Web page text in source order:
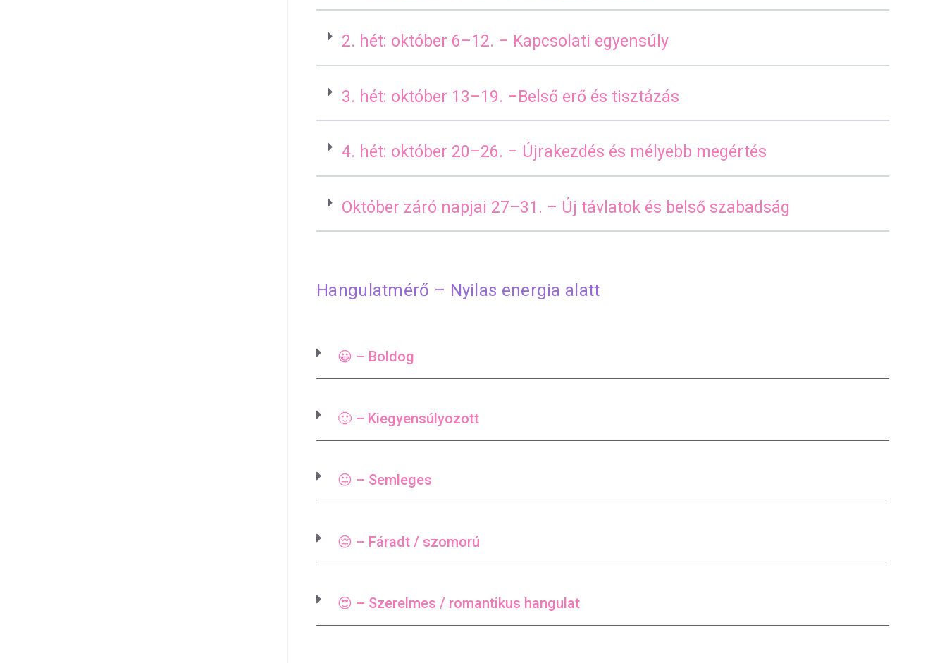
2. hét: október 6–12. – Kapcsolati egyensúly
3. hét: október 13–19. –Belső erő és tisztázás
4. hét: október 20–26. – Újrakezdés és mélyebb megértés
Október záró napjai 27–31. – Új távlatok és belső szabadság
Hangulatmérő – Nyilas energia alatt
😀 – Boldog
🙂 – Kiegyensúlyozott
😐 – Semleges
😔 – Fáradt / szomorú
😍 – Szerelmes / romantikus hangulat